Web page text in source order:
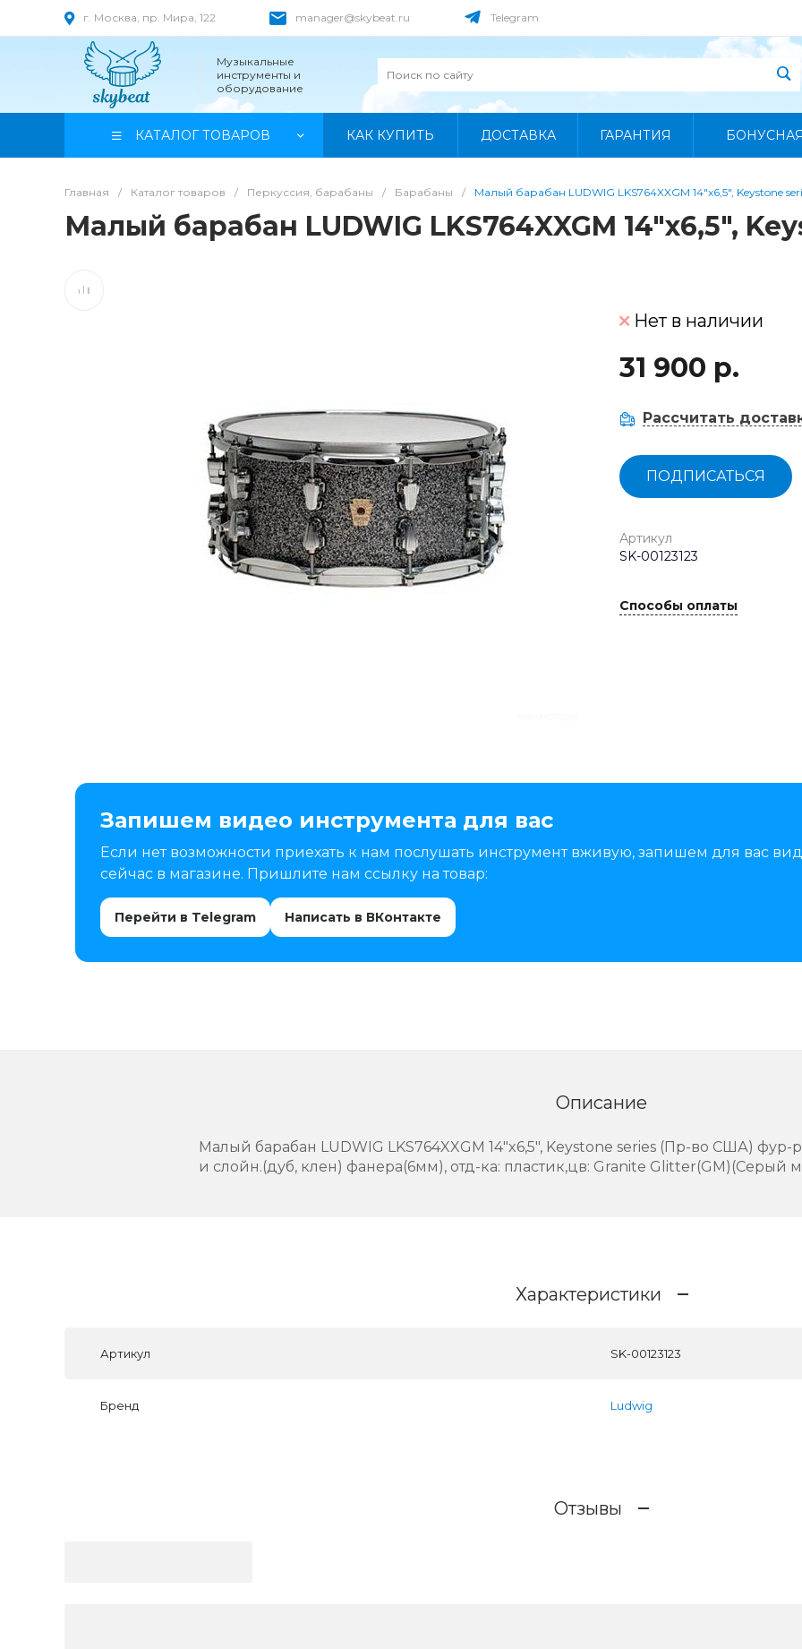
г. Москва, пр. Мира, 122 manager@skybeat.ru Telegram
Музыкальные
инструменты и
оборудование
КАТАЛОГ ТОВАРОВ КАК КУПИТЬ ДОСТАВКА ГАРАНТИЯ
Главная / Каталог товаров / Перкуссия, барабаны / Барабаны / Малый барабан LUDWIG LKS764XXGM 14"x6,5", Keystone
Малый барабан LUDWIG LKS764XXGM 14"x6,5",
Нет в наличии
31 900 р.
Рассчитать
ПОДПИСАТЬСЯ
Артикул
SK-00123123
Способы оплаты
Запишем видео инструмента для вас
Если нет возможности приехать к нам послушать инструмент вживую, запишем для вас
сейчас в магазине. Пришлите нам ссылку на товар:
Перейти в Telegram Написать в ВКонтакте
Описание
Малый барабан LUDWIG LKS764XXGM 14"x6,5", Keystone series (Пр-во США) фур-
и слойн.(дуб, клен) фанера(6мм), отд-ка: пластик,цв: Granite Glitter(GM)(Серый
Характеристики
Артикул SK-00123123
Бренд Ludwig
Отзывы